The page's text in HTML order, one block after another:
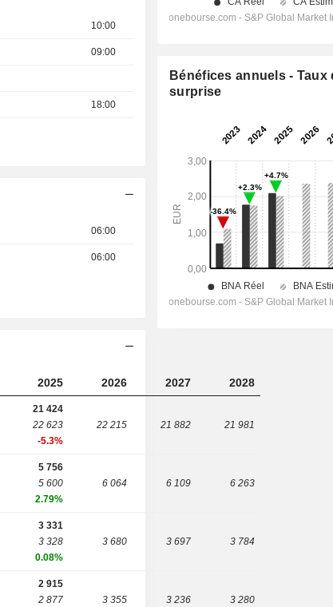
10:00
09:00
18:00
06:00
06:00
2025 2026 2027 2028
21 424
22 623
-5.3%
22 215 21 882 21 981
5 756
5 600
2.79%
6 064 6 109 6 263
3 331
3 328
0.08%
3 680 3 697 3 784
2 915
2 877
3 355 3 236 3 280
Bénéfices annuels - Taux
surprise